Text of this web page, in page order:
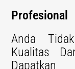
Profesional
Anda
Kualitas